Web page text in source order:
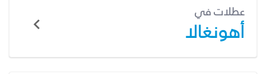
عطلات في
أهونغالا